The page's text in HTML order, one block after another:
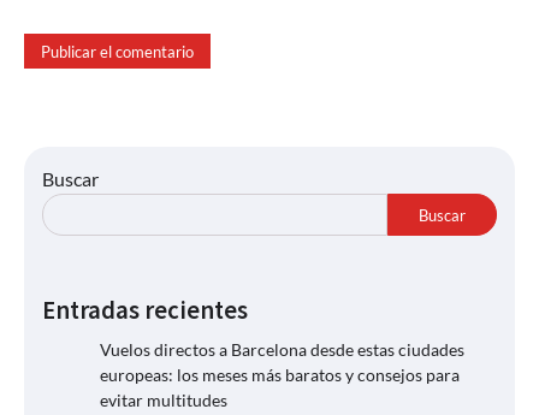
Buscar
Buscar
Entradas recientes
Vuelos directos a Barcelona desde estas ciudades
europeas: los meses más baratos y consejos para
evitar multitudes